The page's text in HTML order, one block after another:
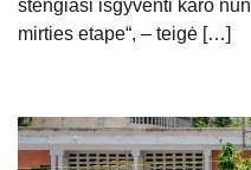
stengiasi išgyventi karo
mirties etape“, – teigė […]